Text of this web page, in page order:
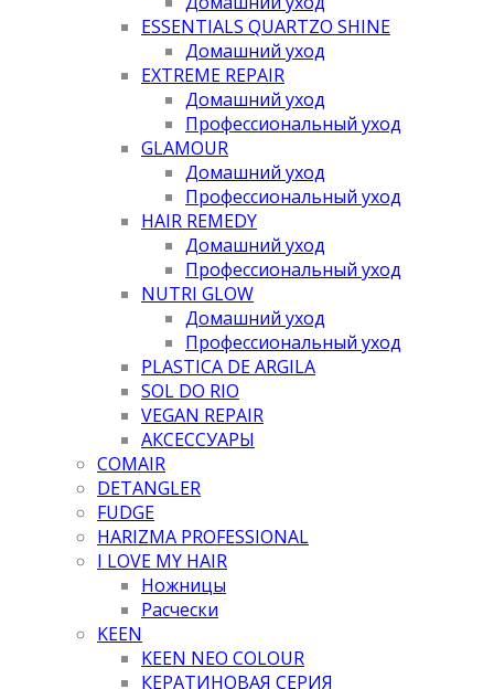
ESSENTIALS QUARTZO SHINE
Домашний уход
EXTREME REPAIR
Домашний уход
Профессиональный уход
GLAMOUR
Домашний уход
Профессиональный уход
HAIR REMEDY
Домашний уход
Профессиональный уход
NUTRI GLOW
Домашний уход
Профессиональный уход
PLASTICA DE ARGILA
SOL DO RIO
VEGAN REPAIR
АКСЕССУАРЫ
COMAIR
DETANGLER
FUDGE
HARIZMA PROFESSIONAL
I LOVE MY HAIR
Ножницы
Расчески
KEEN
KEEN NEO COLOUR
КЕРАТИНОВАЯ СЕРИЯ